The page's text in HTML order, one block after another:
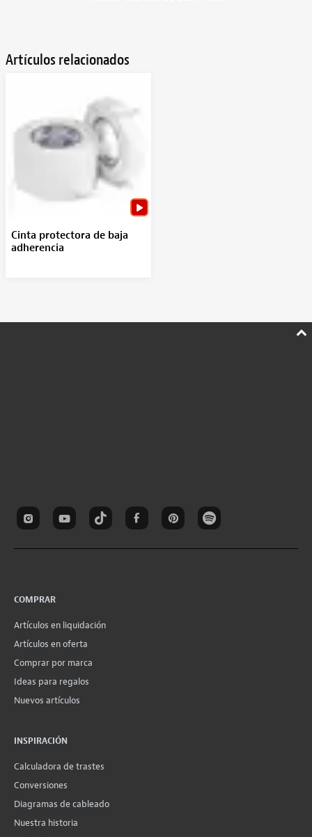
Artículos relacionados
Cinta protectora de baja
adherencia
COMPRAR
Artículos en liquidación
Artículos en oferta
Comprar por marca
Ideas para regalos
Nuevos artículos
INSPIRACIÓN
Calculadora de trastes
Conversiones
Diagramas de cableado
Nuestra historia